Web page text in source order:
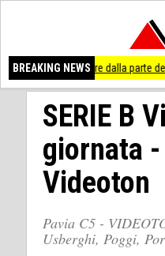
BREAKING NEWS
dalla parte degli ultimi
SERIE B
giornata
Videoton
Pavia C5 -
Usberghi, Poggi,